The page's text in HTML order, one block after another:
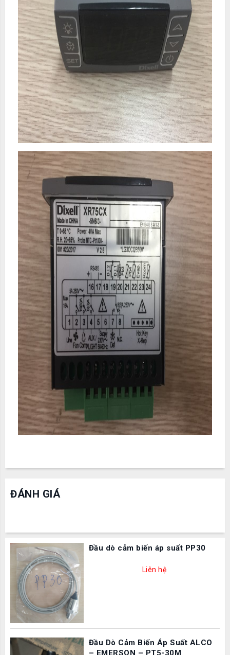
ĐÁNH GIÁ
Đầu dò cảm biến áp suất PP30
Liên hệ
Đầu Dò Cảm Biến Áp Suất ALCO
– EMERSON – PT5-30M